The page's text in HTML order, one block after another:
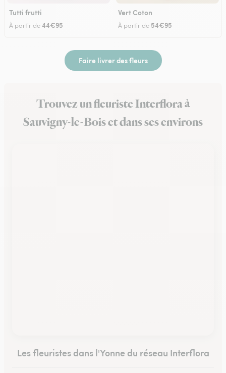
Tutti frutti
À partir de44€95
Vert Coton
À partir de 54€95
Faire livrer des fleurs
Trouvez un fleuriste Interflora à
Sauvigny-le-Bois et dans ses environs
Les fleuristes dans l'Yonne du réseau Interflora